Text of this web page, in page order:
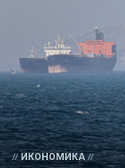
ИКОНОМИКА